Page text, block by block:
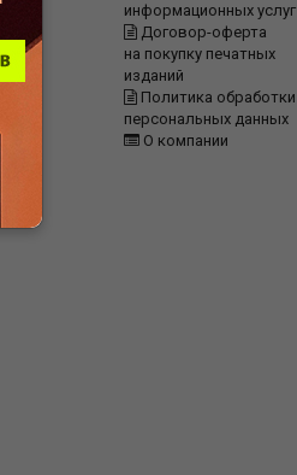
информационных услуг
Договор-оферта
на покупку печатных
изданий
Политика обработки
персональных данных
О компании